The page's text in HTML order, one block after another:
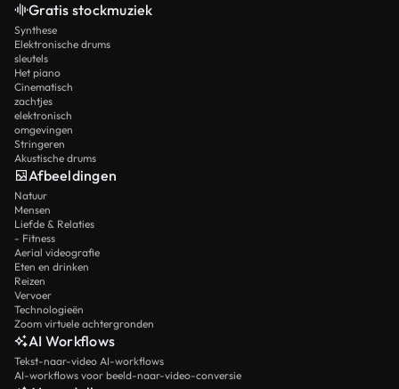
Gratis stockmuziek
Synthese
Elektronische drums
sleutels
Het piano
Cinematisch
zachtjes
elektronisch
omgevingen
Stringeren
Akustische drums
Afbeeldingen
Natuur
Mensen
Liefde & Relaties
- Fitness
Aerial videografie
Eten en drinken
Reizen
Vervoer
Technologieën
Zoom virtuele achtergronden
AI Workflows
Tekst-naar-video AI-workflows
AI-workflows voor beeld-naar-video-conversie